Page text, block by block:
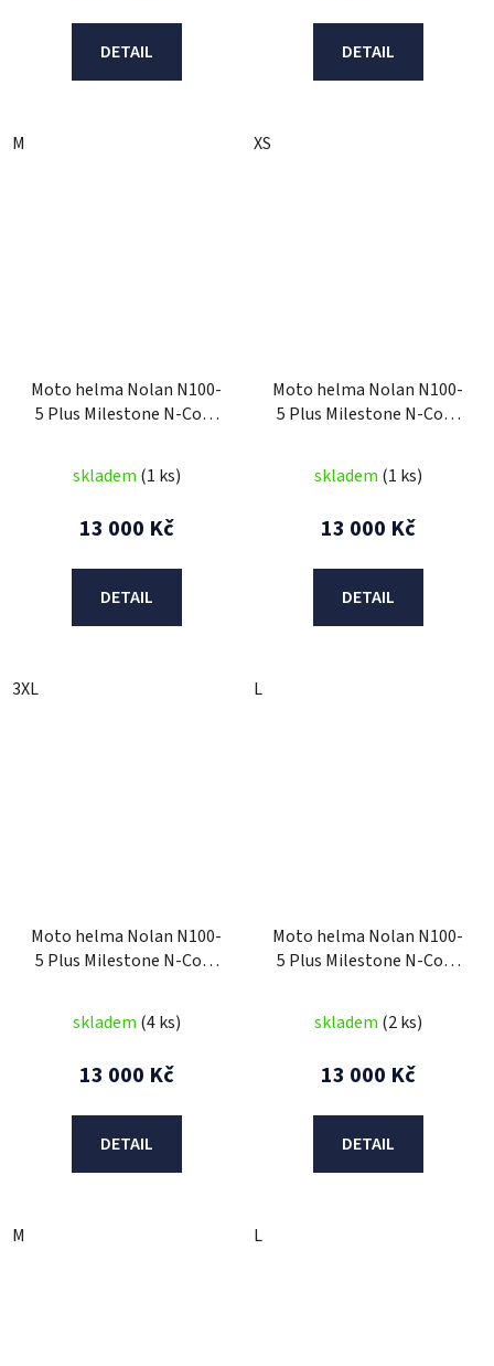
DETAIL
M
DETAIL
XS
Moto helma Nolan N100-
5 Plus Milestone N-Com
skladem (1 ks)
13 000 Kč
DETAIL
3XL
Moto helma Nolan N100-
5 Plus Milestone N-Com
skladem (1 ks)
13 000 Kč
DETAIL
L
Moto helma Nolan N100-
5 Plus Milestone N-Com
skladem (4 ks)
13 000 Kč
DETAIL
M
Moto helma Nolan N100-
5 Plus Milestone N-Com
skladem (2 ks)
13 000 Kč
DETAIL
L